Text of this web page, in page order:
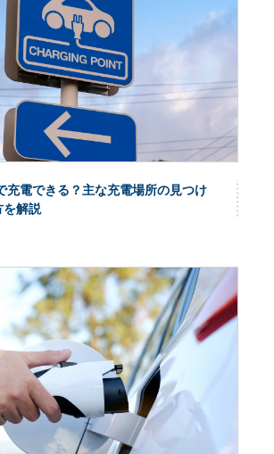
充電できる？主な充電場所の見つけ
解説